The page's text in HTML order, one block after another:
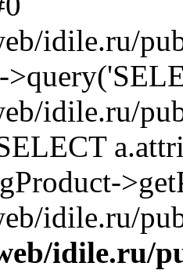
idile.ru/
idile.ru/
idile.ru/
idile.ru/